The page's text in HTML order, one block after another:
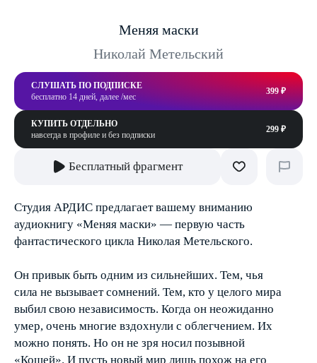
Меняя маски
Николай Метельский
СЛУШАТЬ ПО ПОДПИСКЕ
бесплатно 14 дней, далее /мес
399 ₽
КУПИТЬ ОТДЕЛЬНО
навсегда в профиле и без подписки
299 ₽
Бесплатный фрагмент
Студия АРДИС предлагает вашему вниманию
аудиокнигу «Меняя маски» — первую часть
фантастического цикла Николая Метельского.
Он привык быть одним из сильнейших. Тем, чья
сила не вызывает сомнений. Тем, кто у целого мира
выбил свою независимость. Когда он неожиданно
умер, очень многие вздохнули с облегчением. Их
можно понять. Но он не зря носил позывной
«Кощей». И пусть новый мир лишь похож на его